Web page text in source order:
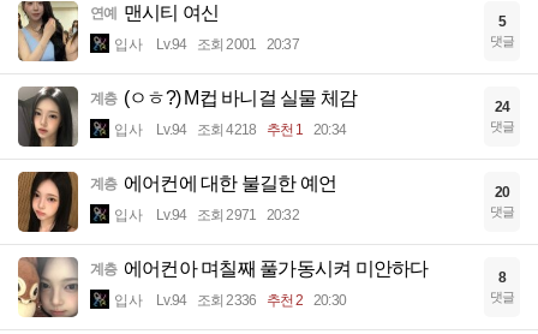
연예 맨시티 여신
입사 Lv.94 조회 2001 20:37
5
댓글
계층 (ㅇㅎ?) M컵 바니걸 실물 체감
입사 Lv.94 조회 4218 추천 1 20:34
24
댓글
계층 에어컨에 대한 불길한 예언
입사 Lv.94 조회 2971 20:32
20
댓글
계층 에어컨아 며칠째 풀가동시켜 미안하다
입사 Lv.94 조회 2336 추천 2 20:30
8
댓글